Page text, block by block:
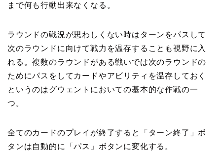
まで何も行動出来なくなる。
ラウンドの戦況が思わしくない時はターンをパスして
次のラウンドに向けて戦力を温存することも視野に入
れる。複数のラウンドがある戦いでは次のラウンドの
ためにパスをしてカードやアビリティを温存しておく
というのはグウェントにおいての基本的な作戦の一
つ。
全てのカードのプレイが終了すると「ターン終了」ボ
タンは自動的に「パス」ボタンに変化する。